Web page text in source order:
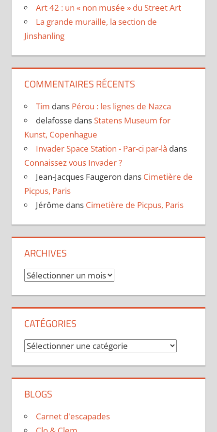
Art 42 : un « non musée » du Street Art
La grande muraille, la section de
Jinshanling
COMMENTAIRES RÉCENTS
Tim dans Pérou : les lignes de Nazca
delafosse dans Statens Museum for
Kunst, Copenhague
Invader Space Station - Par-ci par-là dans
Connaissez vous Invader ?
Jean-Jacques Faugeron dans Cimetière de
Picpus, Paris
Jérôme dans Cimetière de Picpus, Paris
ARCHIVES
Archives
CATÉGORIES
Catégories
BLOGS
Carnet d'escapades